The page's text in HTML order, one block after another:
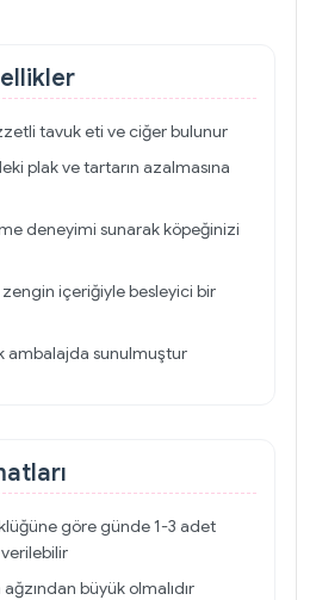
tavuk eti ve ciğer bulunur
plak ve tartarın azalmasına
deneyimi sunarak köpeğinizi
zengin içeriğiyle besleyici bir
ambalajda sunulmuştur
göre günde 1-3 adet
büyük olmalıdır